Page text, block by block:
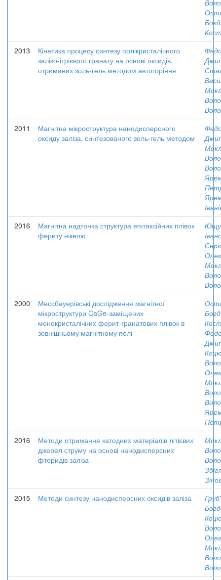
2013
Кінетика процесу синтезу полікристалічного
залізо-ітрієвого гранату на основі оксидів,
отриманих золь-гель методом автогоріння
2011
Магнітна мікроструктура нанодисперсного
оксиду заліза, синтезованого золь-гель методом
2016
Магнітна надтонка структура епітаксійних плівок
фериту нікелю
2000
Мессбауерівські дослідження магнітної
мікроструктури CaGe-заміщених
монокристалічних ферит-гранатових плівок в
зовнішньому магнітному полі
2016
Методи отримання катодних матеріалів літієвих
джерел струму на основі нанодисперсних
фторидів заліза
2015
Методи синтезу нанодисперсних оксидів заліза